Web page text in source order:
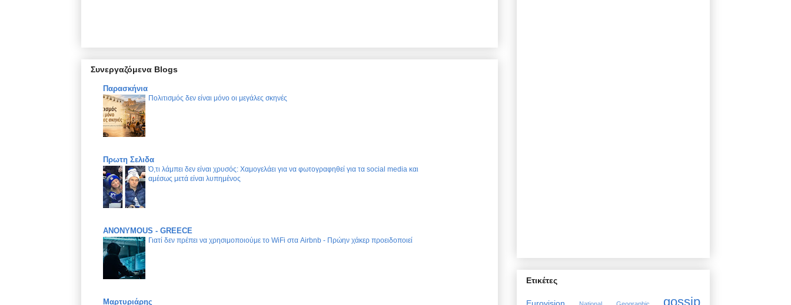
Συνεργαζόμενα Blogs
Παρασκήνια
Πολιτισμός δεν είναι μόνο οι μεγάλες σκηνές
Πρωτη Σελιδα
Ό,τι λάμπει δεν είναι χρυσός: Χαμογελάει για να φωτογραφηθεί για τα social media και
αμέσως μετά είναι λυπημένος
ANONYMOUS - GREECE
Γιατί δεν πρέπει να χρησιμοποιούμε το WiFi στα Airbnb - Πρώην χάκερ προειδοποιεί
Μαρτυριάρης
Ετικέτες
Eurovision gossip